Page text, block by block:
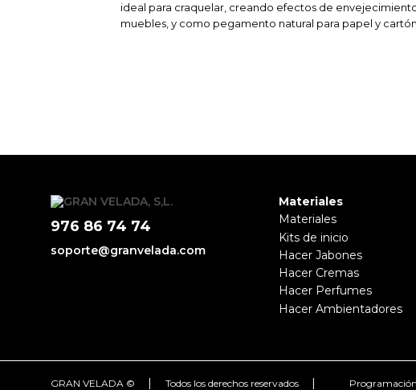
ideal para craquelar, creando efectos de
muebles, y como pegamento natural para papel y cartón.
976 86 74 74
soporte@granvelada.com
Materiales
Materiales
Kits de inicio
Hacer Jabones
Hacer Cremas
Hacer Perfumes
Hacer Ambientadores
GRAN VELADA © | Todos los derechos reservados |